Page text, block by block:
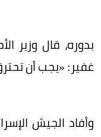
بدوره، قال وزير
غفير: «يجب أن